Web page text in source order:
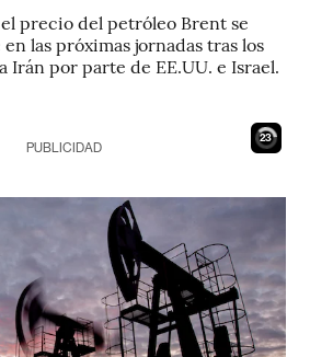
precio del petróleo Brent se
las próximas jornadas tras los
Irán por parte de EE.UU. e Israel.
21
PUBLICIDAD